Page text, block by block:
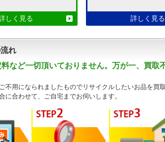
しく見る 詳しく見る
れ
など一切頂いておりません。万が一、買取
不用になられましたものでリサイクルしたいお品を買
に合わせて、ご自宅までお伺いします。